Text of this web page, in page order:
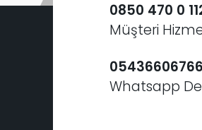
0850 470 0
Müşteri
05436606766
Whatsapp